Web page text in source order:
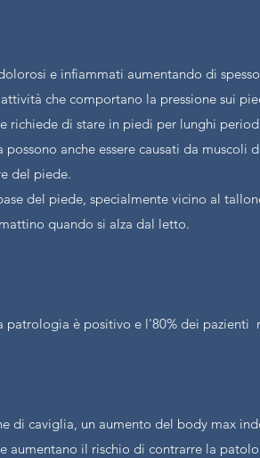
e infiammati aumentando di
che comportano la pressione sui
richiede di stare in piedi per lunghi
anche essere causati da muscoli
del piede.
del piede, specialmente vicino al
quando si alza dal letto.
è positivo e l'80% dei pazienti
di caviglia, un aumento del body max
aumentano il rischio di contrarre la